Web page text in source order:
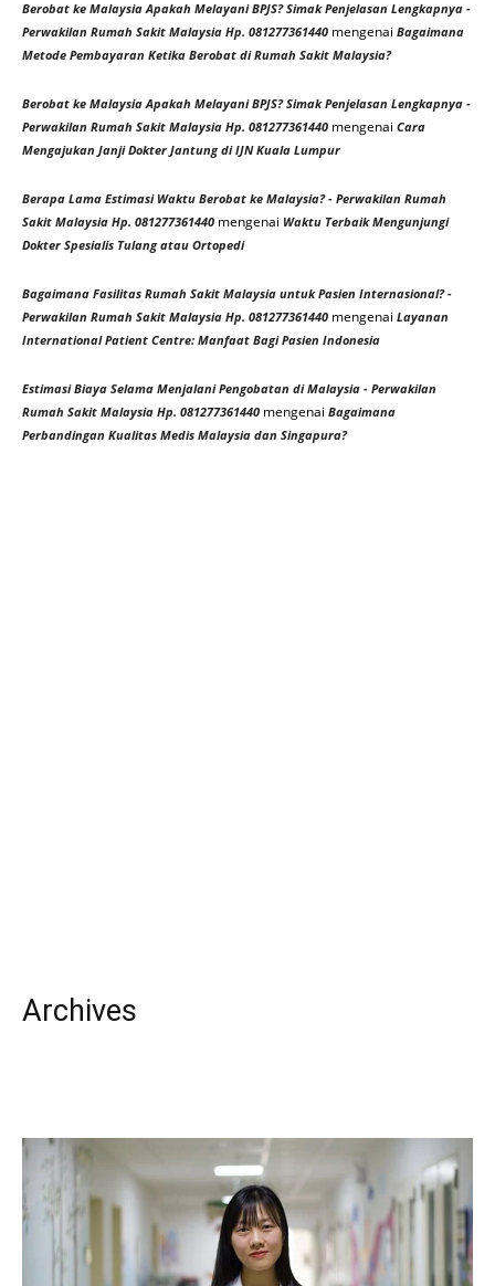
Berobat ke Malaysia Apakah Melayani BPJS? Simak Penjelasan Lengkapnya -
Perwakilan Rumah Sakit Malaysia Hp. 081277361440 mengenai Bagaimana
Metode Pembayaran Ketika Berobat di Rumah Sakit Malaysia?
Berobat ke Malaysia Apakah Melayani BPJS? Simak Penjelasan Lengkapnya -
Perwakilan Rumah Sakit Malaysia Hp. 081277361440 mengenai Cara
Mengajukan Janji Dokter Jantung di IJN Kuala Lumpur
Berapa Lama Estimasi Waktu Berobat ke Malaysia? - Perwakilan Rumah
Sakit Malaysia Hp. 081277361440 mengenai Waktu Terbaik Mengunjungi
Dokter Spesialis Tulang atau Ortopedi
Bagaimana Fasilitas Rumah Sakit Malaysia untuk Pasien Internasional? -
Perwakilan Rumah Sakit Malaysia Hp. 081277361440 mengenai Layanan
International Patient Centre: Manfaat Bagi Pasien Indonesia
Estimasi Biaya Selama Menjalani Pengobatan di Malaysia - Perwakilan
Rumah Sakit Malaysia Hp. 081277361440 mengenai Bagaimana
Perbandingan Kualitas Medis Malaysia dan Singapura?
Archives